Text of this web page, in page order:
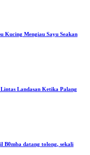
Kucing Mengiau Sayu Seakan
Landasan Ketika Palang
B0mba datang tolong, sekali